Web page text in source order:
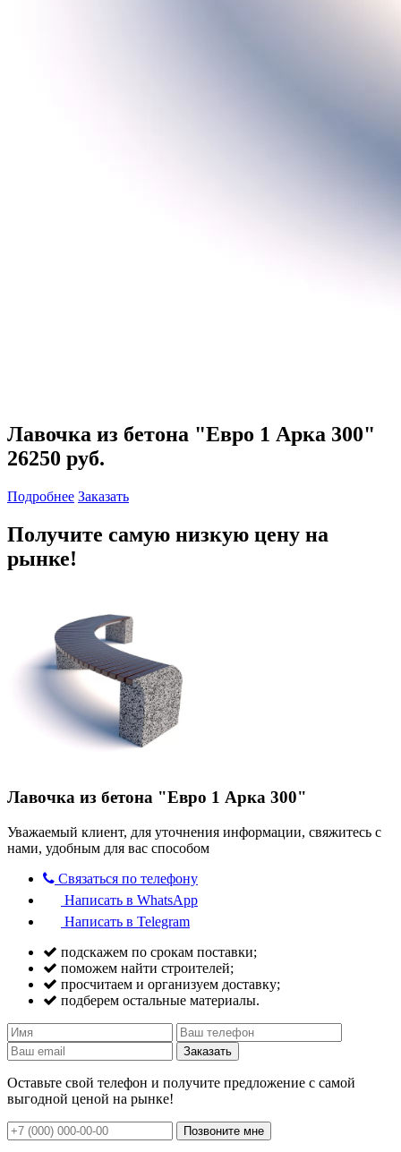
Лавочка из бетона "Евро 1 Арка 300"
26250 руб.
Подробнее Заказать
Получите самую низкую цену на
рынке!
Лавочка из бетона "Евро 1 Арка 300"
Уважаемый клиент, для уточнения информации, свяжитесь с
нами, удобным для вас способом
Связаться по телефону
Написать в WhatsApp
Написать в Telegram
подскажем по срокам поставки;
поможем найти строителей;
просчитаем и организуем доставку;
подберем остальные материалы.
Заказать
Оставьте свой телефон и получите предложение с самой
выгодной ценой на рынке!
Позвоните мне